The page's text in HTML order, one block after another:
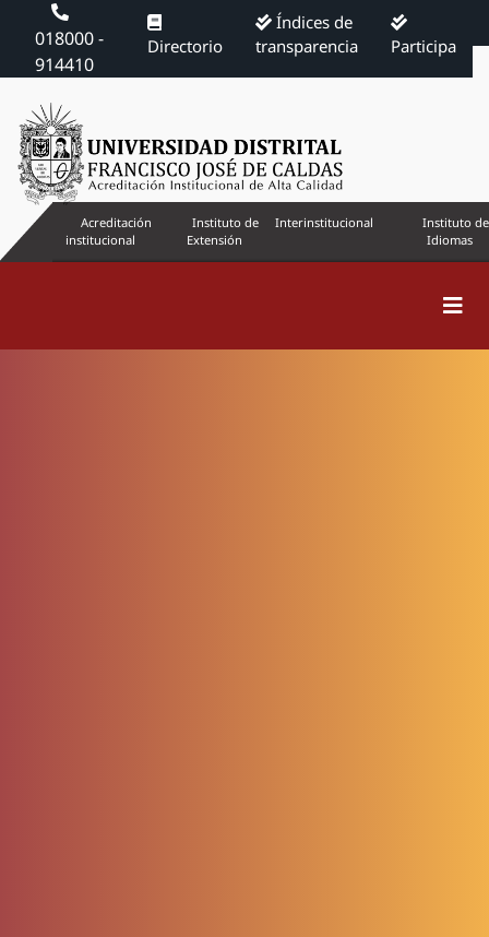
018000 -
914410
Directorio
Índices de
transparencia
Participa
Acreditación
institucional
Instituto de
Extensión
Interinstitucional
Instituto de
Idiomas